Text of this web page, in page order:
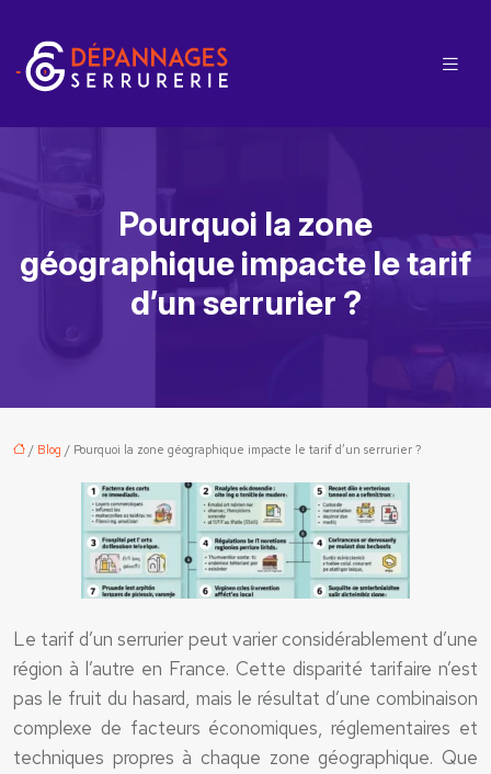
Pourquoi la zone
géographique impacte le tarif
d’un serrurier ?
/ Blog / Pourquoi la zone géographique impacte le tarif d’un serrurier ?
Le tarif d’un serrurier peut varier considérablement d’une
région à l’autre en France. Cette disparité tarifaire n’est
pas le fruit du hasard, mais le résultat d’une combinaison
complexe de facteurs économiques, réglementaires et
techniques propres à chaque zone géographique. Que